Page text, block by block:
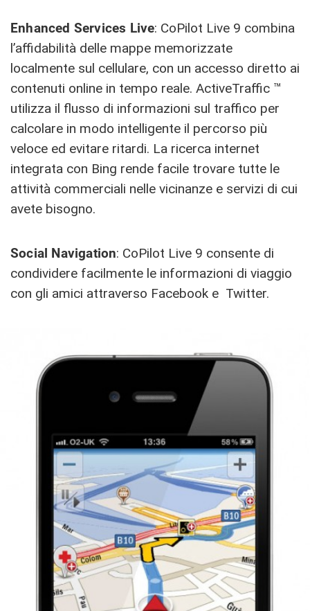
Enhanced Services Live: CoPilot Live 9 combina
l’affidabilità delle mappe memorizzate
localmente sul cellulare, con un accesso diretto ai
contenuti online in tempo reale. ActiveTraffic ™
utilizza il flusso di informazioni sul traffico per
calcolare in modo intelligente il percorso più
veloce ed evitare ritardi. La ricerca internet
integrata con Bing rende facile trovare tutte le
attività commerciali nelle vicinanze e servizi di cui
avete bisogno.
Social Navigation: CoPilot Live 9 consente di
condividere facilmente le informazioni di viaggio
con gli amici attraverso Facebook e Twitter.